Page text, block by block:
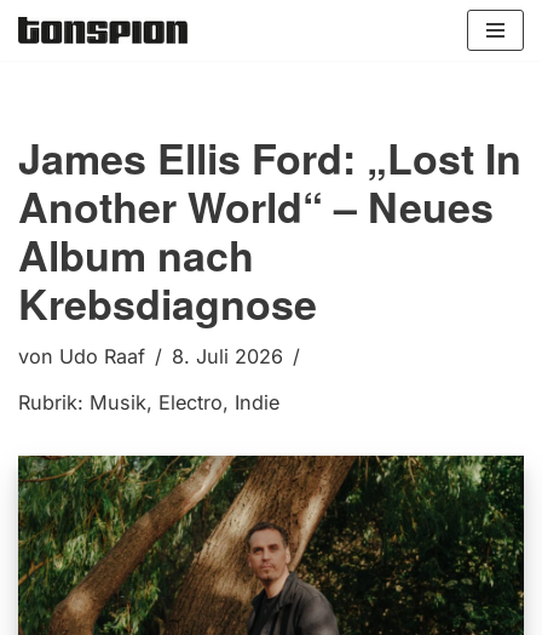
James Ellis Ford: „Lost In
Another World“ – Neues
Album nach
Krebsdiagnose
von Udo Raaf
8. Juli 2026
Rubrik: Musik, Electro, Indie